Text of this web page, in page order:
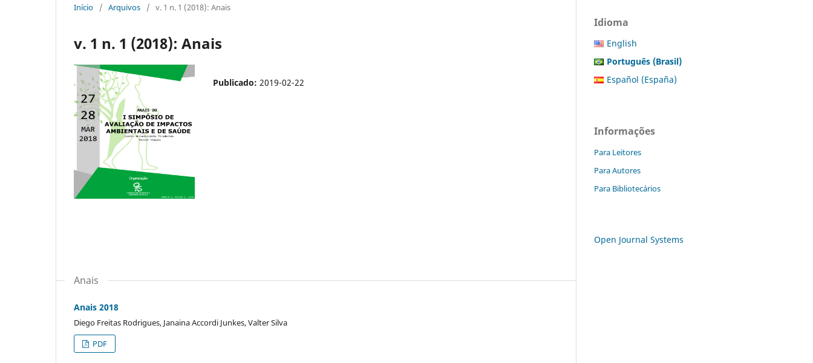
Início / Arquivos / v. 1 n. 1 (2018): Anais
v. 1 n. 1 (2018): Anais
Publicado: 2019-02-22
Anais
Anais 2018
Diego Freitas Rodrigues, Janaina Accordi Junkes, Valter Silva
PDF
Idioma
English
Português (Brasil)
Español (España)
Informações
Para Leitores
Para Autores
Para Bibliotecários
Open Journal Systems